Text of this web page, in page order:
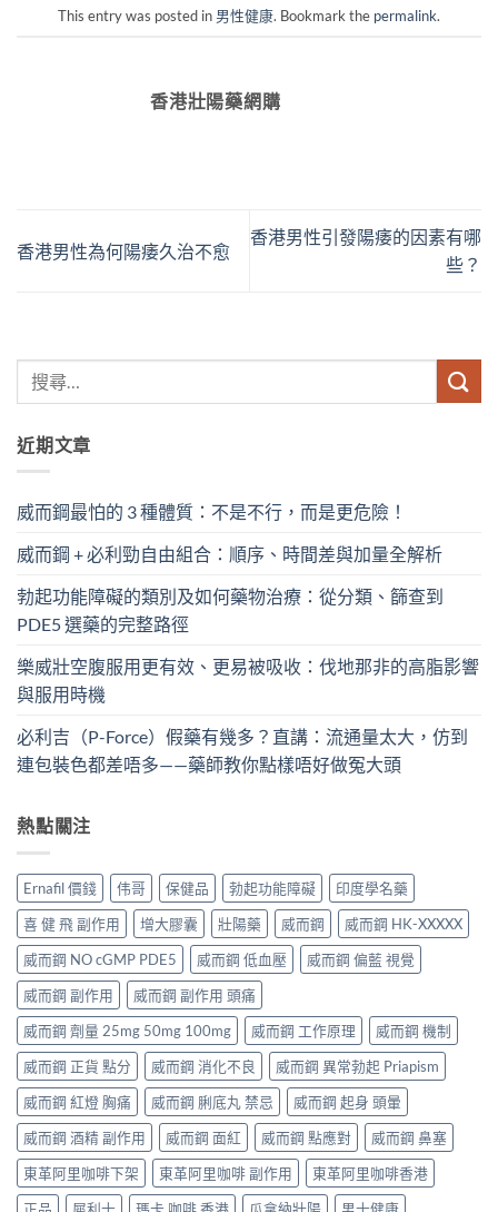
This entry was posted in 男性健康. Bookmark the permalink.
香港壯陽藥網購
香港男性為何陽痿久治不愈
香港男性引發陽痿的因素有哪
些？
近期文章
威而鋼最怕的 3 種體質：不是不行，而是更危險！
威而鋼 + 必利勁自由組合：順序、時間差與加量全解析
勃起功能障礙的類別及如何藥物治療：從分類、篩查到
PDE5 選藥的完整路徑
樂威壯空腹服用更有效、更易被吸收：伐地那非的高脂影響
與服用時機
必利吉（P-Force）假藥有幾多？直講：流通量太大，仿到
連包裝色都差唔多——藥師教你點樣唔好做冤大頭
熱點關注
Ernafil 價錢 伟哥 保健品 勃起功能障礙
印度學名藥
喜 健 飛 副作用
增大膠囊 壯陽藥 威而鋼
威而鋼 HK-XXXXX
威而鋼 NO cGMP PDE5
威而鋼 低血壓
威而鋼 偏藍 視覺
威而鋼 副作用
威而鋼 副作用 頭痛
威而鋼 劑量 25mg 50mg 100mg
威而鋼 工作原理
威而鋼 機制
威而鋼 正貨 點分
威而鋼 消化不良
威而鋼 異常勃起 Priapism
威而鋼 紅燈 胸痛
威而鋼 脷底丸 禁忌
威而鋼 起身 頭暈
威而鋼 酒精 副作用
威而鋼 面紅 威而鋼 點應對
威而鋼 鼻塞
東革阿里咖啡下架
東革阿里咖啡 副作用
東革阿里咖啡香港
正品
犀利士 瑪卡 咖啡 香港 瓜拿納壯陽 男士健康